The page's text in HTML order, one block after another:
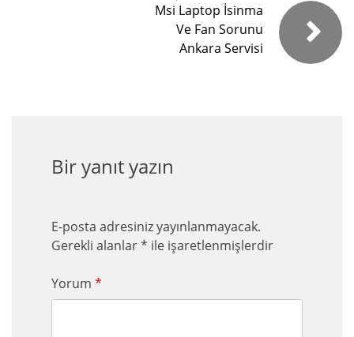
Msi Laptop İsinma
Ve Fan Sorunu
Ankara Servisi
Bir yanıt yazın
E-posta adresiniz yayınlanmayacak.
Gerekli alanlar* ile işaretlenmişlerdir
Yorum *